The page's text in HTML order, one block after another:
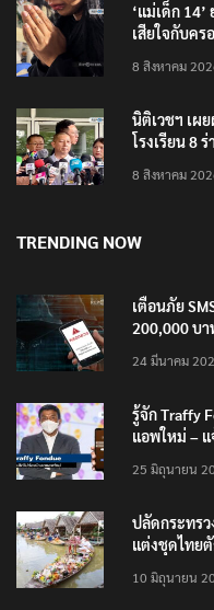
‘แม่เด็ก
เสียใจกับคร
8 สิงหาคม
นิติเวชฯ เผ
โรงเรียน 8
8 สิงหาคม
TRENDING NOW
เตือนภัย
200,000 บา
24 มีนาคม
รู้จัก Traffy
แอพใหม่ – แ
25 มิถุนายน
ปลัดกระทรว
แต่งชุดไทย
10 มิถุนายน